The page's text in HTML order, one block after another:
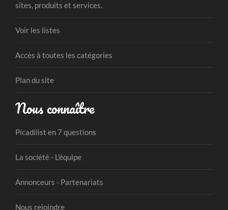
sites, produits et services.
Voir les listes
Accès à toutes les catégories
Plan du site
Nous connaître
Picadilist en 7 questions
La société - L'équipe
Annonceurs - Partenariats
Nous rejoindre